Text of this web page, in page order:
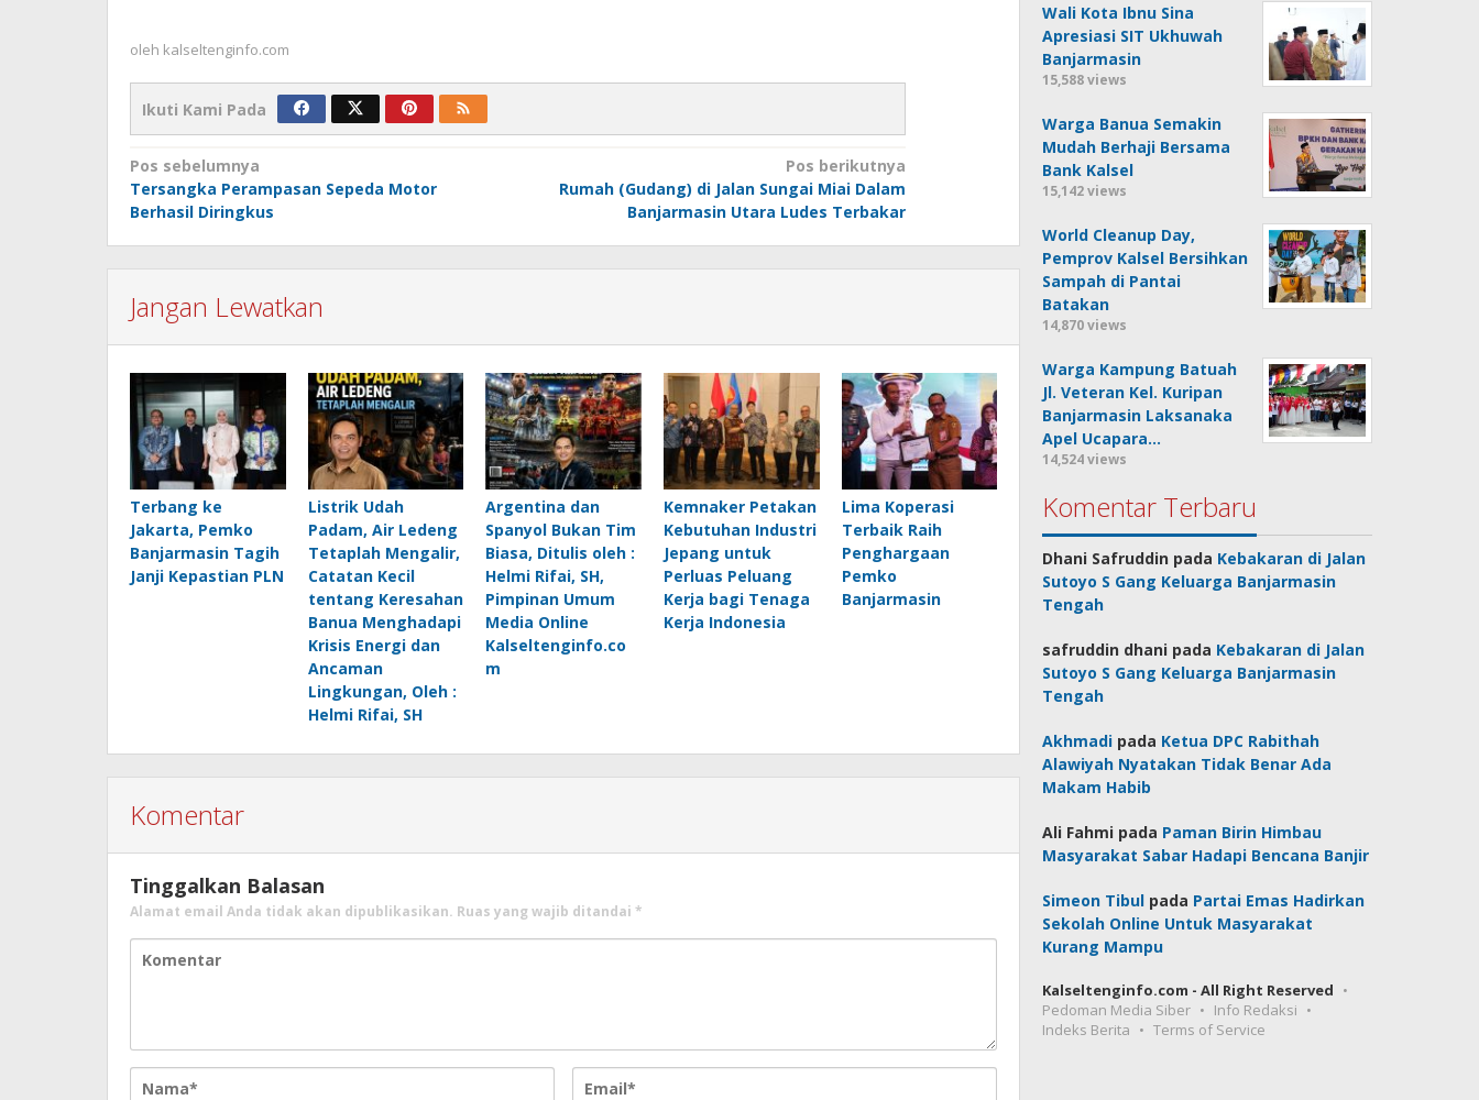
oleh kalseltenginfo.com
Ikuti Kami Pada
Navigasi
pos
Pos sebelumnya
Tersangka Perampasan Sepeda Motor
Berhasil Diringkus
Pos berikutnya
Rumah (Gudang) di Jalan Sungai Miai Dalam
Banjarmasin Utara Ludes Terbakar
Jangan Lewatkan
Terbang ke
Jakarta, Pemko
Banjarmasin Tagih
Janji Kepastian PLN
Listrik Udah
Padam, Air Ledeng
Tetaplah Mengalir,
Catatan Kecil
tentang Keresahan
Banua Menghadapi
Krisis Energi dan
Ancaman
Lingkungan, Oleh :
Helmi Rifai, SH
Argentina dan
Spanyol Bukan Tim
Biasa, Ditulis oleh :
Helmi Rifai, SH,
Pimpinan Umum
Media Online
Kalseltenginfo.co
m
Kemnaker Petakan
Kebutuhan Industri
Jepang untuk
Perluas Peluang
Kerja bagi Tenaga
Kerja Indonesia
Lima Koperasi
Terbaik Raih
Penghargaan
Pemko
Banjarmasin
Komentar
Tinggalkan Balasan
Alamat email Anda tidak akan dipublikasikan. Ruas yang wajib ditandai *
Wali Kota Ibnu Sina
Apresiasi SIT Ukhuwah
Banjarmasin
15,588 views
Warga Banua Semakin
Mudah Berhaji Bersama
Bank Kalsel
15,142 views
World Cleanup Day,
Pemprov Kalsel Bersihkan
Sampah di Pantai
Batakan
14,870 views
Warga Kampung Batuah
Jl. Veteran Kel. Kuripan
Banjarmasin Laksanaka
Apel Ucapara…
14,524 views
Komentar Terbaru
Dhani Safruddin pada Kebakaran di Jalan
Sutoyo S Gang Keluarga Banjarmasin
Tengah
safruddin dhani pada Kebakaran di Jalan
Sutoyo S Gang Keluarga Banjarmasin
Tengah
Akhmadi pada Ketua DPC Rabithah
Alawiyah Nyatakan Tidak Benar Ada
Makam Habib
Ali Fahmi pada Paman Birin Himbau
Masyarakat Sabar Hadapi Bencana Banjir
Simeon Tibul pada Partai Emas Hadirkan
Sekolah Online Untuk Masyarakat
Kurang Mampu
Kalseltenginfo.com - All Right Reserved
Pedoman Media Siber
Info Redaksi
Indeks Berita
Terms of Service